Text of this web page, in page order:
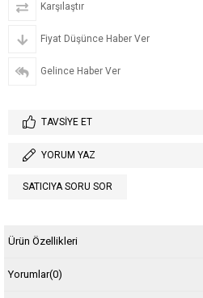
Karşılaştır
Fiyat Düşünce Haber Ver
Gelince Haber Ver
TAVSIYE ET
YORUM YAZ
SATICIYA SORU SOR
Ürün Özellikleri
Yorumlar(0)